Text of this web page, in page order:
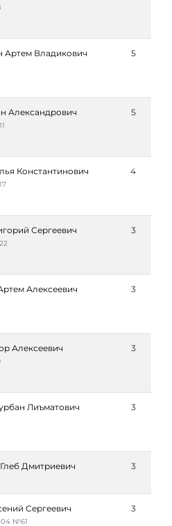
Артем Владикович 5
Александрович 5
Константинович 4
Сергеевич 3
Алексеевич 3
Алексеевич 3
Лиъматович 3
Дмитриевич 3
Сергеевич
№61
3